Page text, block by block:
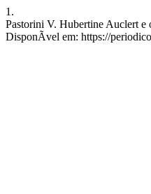
1.
Pastorini V. Hubertine Auclert e
DisponÃ­vel em: https://